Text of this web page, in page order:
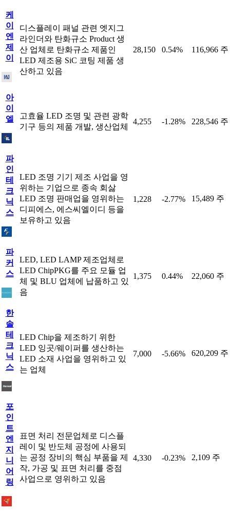
케
이
엔
제
이
디스플레이 패널 관련 엣지그
라인더와 탄화규소 Product 생
산 업체로 탄화규소 제품인
LED 제조용 SiC 코팅 제품 생
산하고 있음
28,150 0.54% 116,966 주
아
이
엘
고효율 LED 조명 및 관련 광학
기구 등의 제품 개발, 생산업체
4,255 -1.28% 228,546 주
파
인
테
크
닉
스
LED 조명 기기 제조 사업을 영
위하는 기업으로 종속 회삻
LED 조명 판매업을 영위하는
디피에스, 에스씨엘이디 등을
보유하고 있음
1,228 -2.77% 15,489 주
파
커
스
LED, LED LAMP 제조업체로
LED ChipPKG를 주요 모듈 업
체 및 BLU 업체에 납품하고 있
음
1,375 0.44% 22,060 주
한
솔
테
크
닉
스
LED Chip을 제조하기 위한
LED 잉곳/웨이퍼를 생산하는
LED 소재 사업을 영위하고 있
는 업체
7,000 -5.66% 620,209 주
포
인
트
엔
지
니
어
링
표면 처리 전문업체로 디스플
레이 및 반도체 공정에 사용되
는 공정 장비의 핵심 부품을 제
작, 가공 및 표면 처리를 중점
사업으로 영위하고 있음
4,330 -0.23% 2,109 주